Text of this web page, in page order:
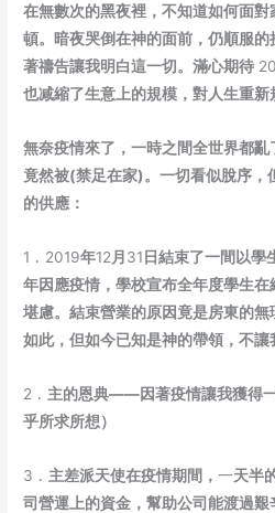
在無數次的黑夜裡，不知道如何面
頓。暗夜哭倒在神的面前 ，仍順服
著禱告讓我明白這一切。滿心期待
也减縮了生意上的規模，對人生重新
無奈疫情來了，一時之間全世界都亂
竟然被(禁足在家)。一切看似脫序，
的供應：
1 ﹒ 2019年12 月 31 日結束了一間以學
年因應疫情，學校宣布全年度學生
堪慮。結束營業的原因竟是房東的
如此，但如今已知是神的帶領 ，不讓
2 ﹒主的恩典——因著疫情讓我獲得
乎所求所想）
3 ﹒主差派天使在疫情期間，一天半
司營運上的資金，幫助公司能渡過艱